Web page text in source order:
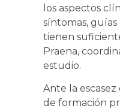
los aspectos
síntomas,
tienen
Praena,
estudio.
Ante la
de formación